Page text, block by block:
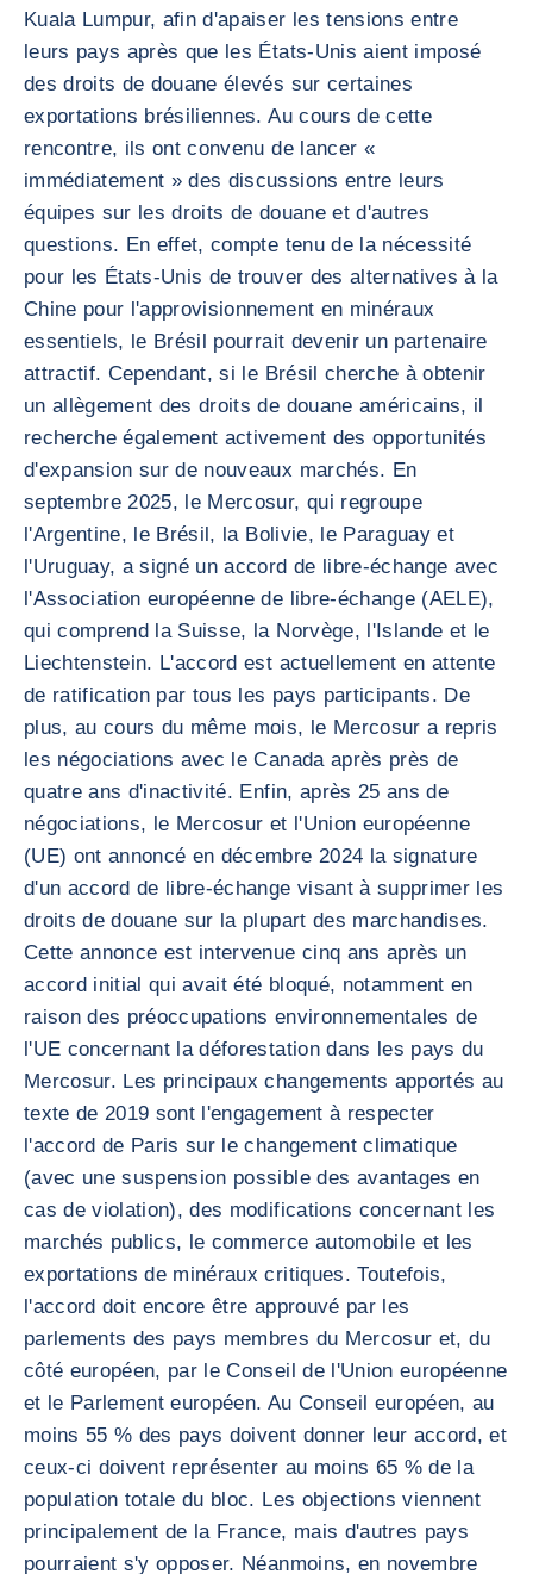
Kuala Lumpur, afin d'apaiser les tensions entre
leurs pays après que les États-Unis aient imposé
des droits de douane élevés sur certaines
exportations brésiliennes. Au cours de cette
rencontre, ils ont convenu de lancer «
immédiatement » des discussions entre leurs
équipes sur les droits de douane et d'autres
questions. En effet, compte tenu de la nécessité
pour les États-Unis de trouver des alternatives à la
Chine pour l'approvisionnement en minéraux
essentiels, le Brésil pourrait devenir un partenaire
attractif. Cependant, si le Brésil cherche à obtenir
un allègement des droits de douane américains, il
recherche également activement des opportunités
d'expansion sur de nouveaux marchés. En
septembre 2025, le Mercosur, qui regroupe
l'Argentine, le Brésil, la Bolivie, le Paraguay et
l'Uruguay, a signé un accord de libre-échange avec
l'Association européenne de libre-échange (AELE),
qui comprend la Suisse, la Norvège, l'Islande et le
Liechtenstein. L'accord est actuellement en attente
de ratification par tous les pays participants. De
plus, au cours du même mois, le Mercosur a repris
les négociations avec le Canada après près de
quatre ans d'inactivité. Enfin, après 25 ans de
négociations, le Mercosur et l'Union européenne
(UE) ont annoncé en décembre 2024 la signature
d'un accord de libre-échange visant à supprimer les
droits de douane sur la plupart des marchandises.
Cette annonce est intervenue cinq ans après un
accord initial qui avait été bloqué, notamment en
raison des préoccupations environnementales de
l'UE concernant la déforestation dans les pays du
Mercosur. Les principaux changements apportés au
texte de 2019 sont l'engagement à respecter
l'accord de Paris sur le changement climatique
(avec une suspension possible des avantages en
cas de violation), des modifications concernant les
marchés publics, le commerce automobile et les
exportations de minéraux critiques. Toutefois,
l'accord doit encore être approuvé par les
parlements des pays membres du Mercosur et, du
côté européen, par le Conseil de l'Union européenne
et le Parlement européen. Au Conseil européen, au
moins 55 % des pays doivent donner leur accord, et
ceux-ci doivent représenter au moins 65 % de la
population totale du bloc. Les objections viennent
principalement de la France, mais d'autres pays
pourraient s'y opposer. Néanmoins, en novembre